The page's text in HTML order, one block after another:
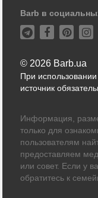
Barb в
© 2026 Barb.ua
При
источник
Информация,
только для
пользователям
предоставляем
или совет. Если у
обратитесь к